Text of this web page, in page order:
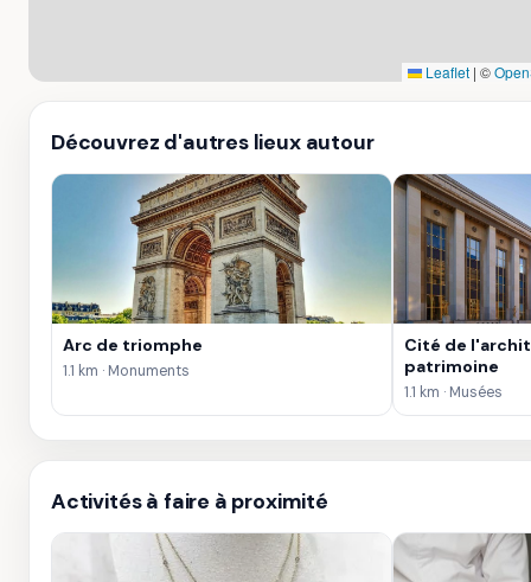
Leaflet | ©
Découvrez d'autres lieux autour
Arc de triomphe
1.1 km · Monuments
Cité de
patrimoine
1.1 km · Musées
Activités à faire à proximité